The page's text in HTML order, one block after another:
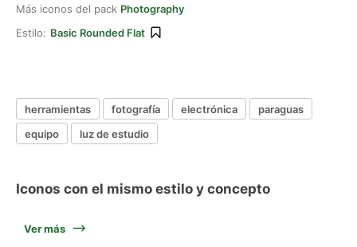
Más iconos del pack Photography
Estilo: Basic Rounded Flat
herramientas fotografía electrónica
paraguas
equipo
luz de estudio
Iconos con el mismo estilo y concepto
Ver más